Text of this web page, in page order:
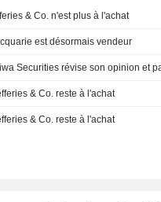
& Co. n'est plus à l'achat
est désormais vendeur
& Co. reste à l'achat
& Co. reste à l'achat